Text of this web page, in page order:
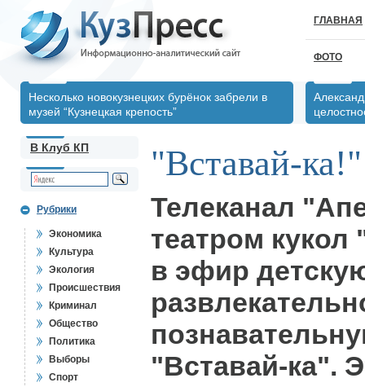
ГЛАВНАЯ
ФОТО
Несколько новокузнецких бурёнок забрели в
музей “Кузнецкая крепость”
В Клуб КП
Рубрики
Экономика
Культура
Экология
Происшествия
Криминал
Общество
Политика
Выборы
Спорт
"Вставай-ка!"
Телеканал
театром кукол
в эфир
"Вставай-ка".